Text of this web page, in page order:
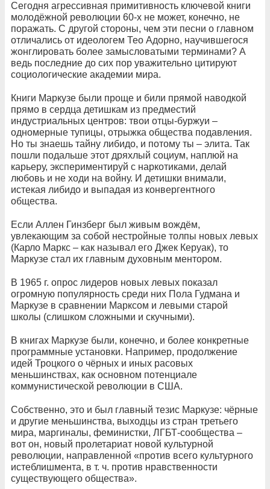
Сегодня агрессивная примитивность ключевой книги
молодёжной революции 60-х не может, конечно, не
поражать. С другой стороны, чем эти песни о главном
отличались от идеологем Тео Адорно, научившегося
жонглировать более замысловатыми терминами? А
ведь последние до сих пор уважительно цитируют
социологические академии мира.
Книги Маркузе были проще и били прямой наводкой
прямо в сердца детишкам из предместий
индустриальных центров: твои отцы-буржуи –
одномерные тупицы, отрыжка общества подавления.
Но ты знаешь тайну либидо, и потому ты – элита. Так
пошли подальше этот дряхлый социум, наплюй на
карьеру, экспериментируй с наркотиками, делай
любовь и не ходи на войну. И детишки внимали,
истекая либидо и выпадая из конвергентного
общества.
Если Аллен Гинзберг был живым вождём,
увлекающим за собой нестройные толпы новых левых
(Карло Маркс – как называл его Джек Керуак), то
Маркузе стал их главным духовным ментором.
В 1965 г. опрос лидеров новых левых показал
огромную популярность среди них Пола Гудмана и
Маркузе в сравнении Марксом и левыми старой
школы (слишком сложными и скучными).
В книгах Маркузе были, конечно, и более конкретные
программные установки. Например, продолжение
идей Троцкого о чёрных и иных расовых
меньшинствах, как основном потенциале
коммунистической революции в США.
Собственно, это и был главный тезис Маркузе: чёрные
и другие меньшинства, выходцы из стран третьего
мира, маргиналы, феминистки, ЛГБТ-сообщества –
вот он, новый пролетариат новой культурной
революции, направленной «против всего культурного
истеблишмента, в т. ч. против нравственности
существующего общества».